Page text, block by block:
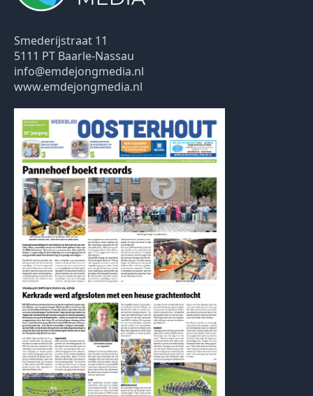
Smederijstraat 11
5111 PT Baarle-Nassau
info@emdejongmedia.nl
www.emdejongmedia.nl